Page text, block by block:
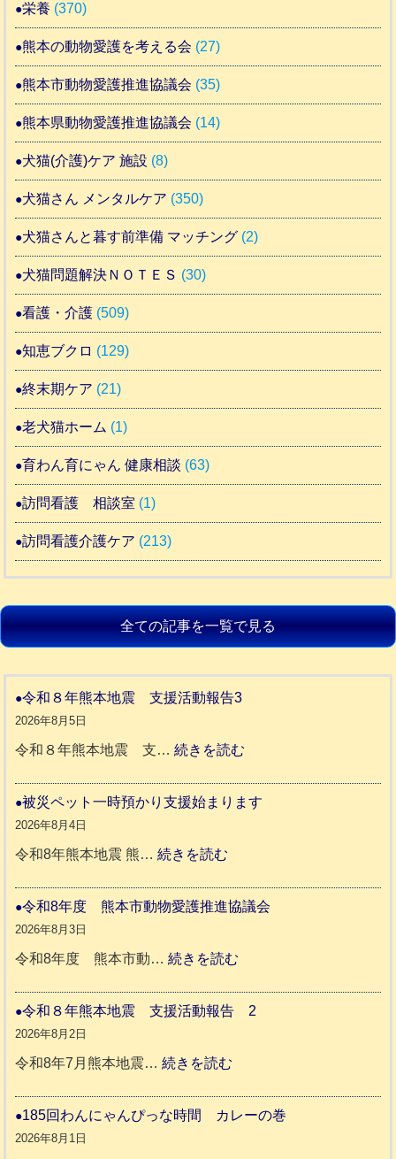
栄養 (370)
熊本の動物愛護を考える会 (27)
熊本市動物愛護推進協議会 (35)
熊本県動物愛護推進協議会 (14)
犬猫(介護)ケア 施設 (8)
犬猫さん メンタルケア (350)
犬猫さんと暮す前準備 マッチング (2)
犬猫問題解決ＮＯＴＥＳ (30)
看護・介護 (509)
知恵ブクロ (129)
終末期ケア (21)
老犬猫ホーム (1)
育わん育にゃん 健康相談 (63)
訪問看護 相談室 (1)
訪問看護介護ケア (213)
全ての記事を一覧で見る
令和８年熊本地震 支援活動報告3
2026年8月5日
令和８年熊本地震 支…続きを読む
和
本
支
報
告
被災ペット一時預かり支援始まります
2026年8月4日
令和8年熊本地震 熊…続きを読む
災
ッ
一
り
支
令和8年度 熊本市動物愛護推進協議会
2026年8月3日
令和8年度 熊本市動…続きを読む
和
令和８年熊本地震 支援活動報告 2
2026年8月2日
令和8年7月熊本地震…続きを読む
和
185回わんにゃんぴっな時間 カレーの巻
2026年8月1日